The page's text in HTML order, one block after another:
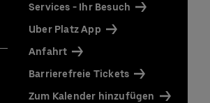
Services - Ihr Besuch
Uber Platz App
Anfahrt
Barrierefreie Tickets
Zum Kalender hinzufügen